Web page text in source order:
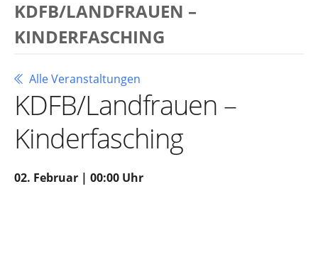
KDFB/LANDFRAUEN –
KINDERFASCHING
Alle Veranstaltungen
KDFB/Landfrauen –
Kinderfasching
02. Februar | 00:00 Uhr